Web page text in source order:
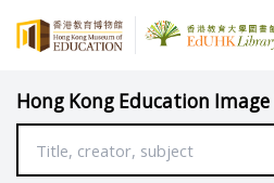
Hong Kong Education